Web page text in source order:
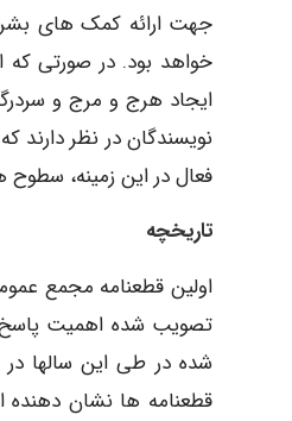
جهت ارائه کمک های بشر
خواهد بود. در صورتی که
نویسندگان در نظر دارند
فعال در این زمینه،
تاریخچه
تصویب شده اهمیت پاسخ
شده در طی این سالها